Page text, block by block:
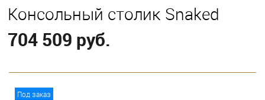
Консольный столик Snaked
704 509 руб.
Под заказ